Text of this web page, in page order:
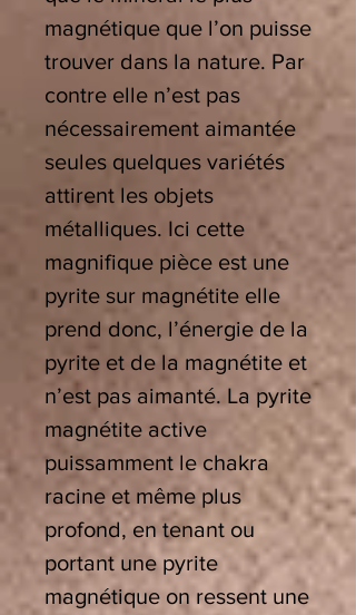
magnétique que l’on puisse
trouver dans la nature. Par
contre elle n’est pas
nécessairement aimantée
seules quelques variétés
attirent les objets
métalliques. Ici cette
magnifique pièce est une
pyrite sur magnétite elle
prend donc, l’énergie de la
pyrite et de la magnétite et
n’est pas aimanté. La pyrite
magnétite active
puissamment le chakra
racine et même plus
profond, en tenant ou
portant une pyrite
magnétique on ressent une